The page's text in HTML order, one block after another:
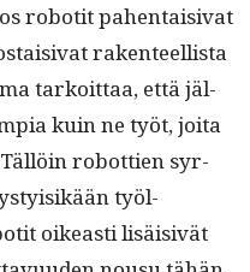
robot­it pahen­taisi­vat
rak­en­teel­lista
tarkoit­taa, että jäl­
kuin ne työt, joi­ta
robot­tien syr­
työl­
oikeasti lisäi­sivät